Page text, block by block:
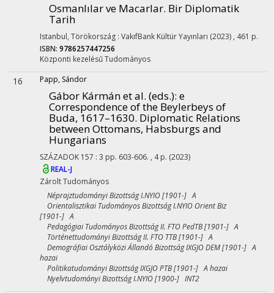
Osmanlılar ve Macarlar. Bir Diplomatik
Tarih
Istanbul, Törökország : VakıfBank Kültür Yayınları (2023) , 461 p.
ISBN: 9786257447256
Központi kezelésűTudományos
16 Papp, Sándor
Gábor Kármán et al. (eds.): e
Correspondence of the Beylerbeys of
Buda, 1617–1630. Diplomatic Relations
between Ottomans, Habsburgs and
Hungarians
SZÁZADOK 157 : 3 pp. 603-606. , 4 p. (2023)
REAL-J
ZároltTudományos
Néprajztudományi Bizottság I.NYIO [1901-] A
Orientalisztikai Tudományos Bizottság I.NYIO Orient Biz
[1901-] A
Pedagógiai Tudományos Bizottság II. FTO PedTB [1901-] A
Történettudományi Bizottság II. FTO TTB [1901-] A
Demográfiai Osztályközi Állandó Bizottság IXGJO DEM [1901-] A
hazai
Politikatudományi Bizottság IXGJO PTB [1901-] A hazai
Nyelvtudományi Bizottság I.NYIO [1900-] INT2